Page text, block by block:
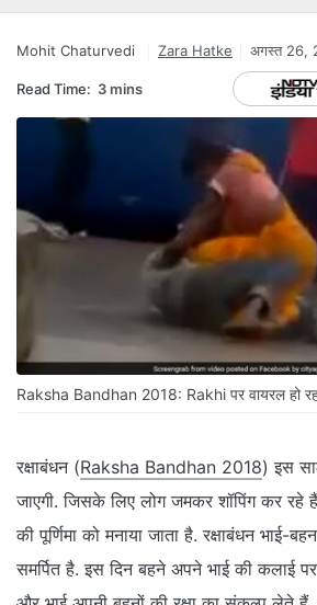
Mohit Chaturvedi Zara Hatke अगस्त 26,
Read Time: 3 mins
Raksha Bandhan 2018: Rakhi पर वायरल हो रहा
रक्षाबंधन (Raksha Bandhan 2018) इस
जाएगी. जिसके लिए लोग जमकर शॉपिंग कर रहे
की पूर्णिमा को मनाया जाता है. रक्षाबंधन भाई-
समर्पित है. इस दिन बहने अपने भाई की कलाई